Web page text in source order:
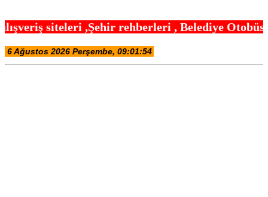
,Şehir rehberleri , Belediye